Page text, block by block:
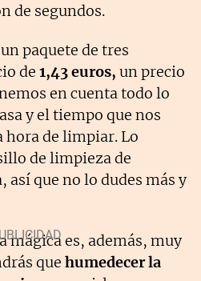
de segundos.
paquete de tres
de 1,43 euros, un precio
en cuenta todo lo
y el tiempo que nos
hora de limpiar. Lo
de limpieza de
así que no lo dudes más y
mágica es, además, muy
que humedecer la